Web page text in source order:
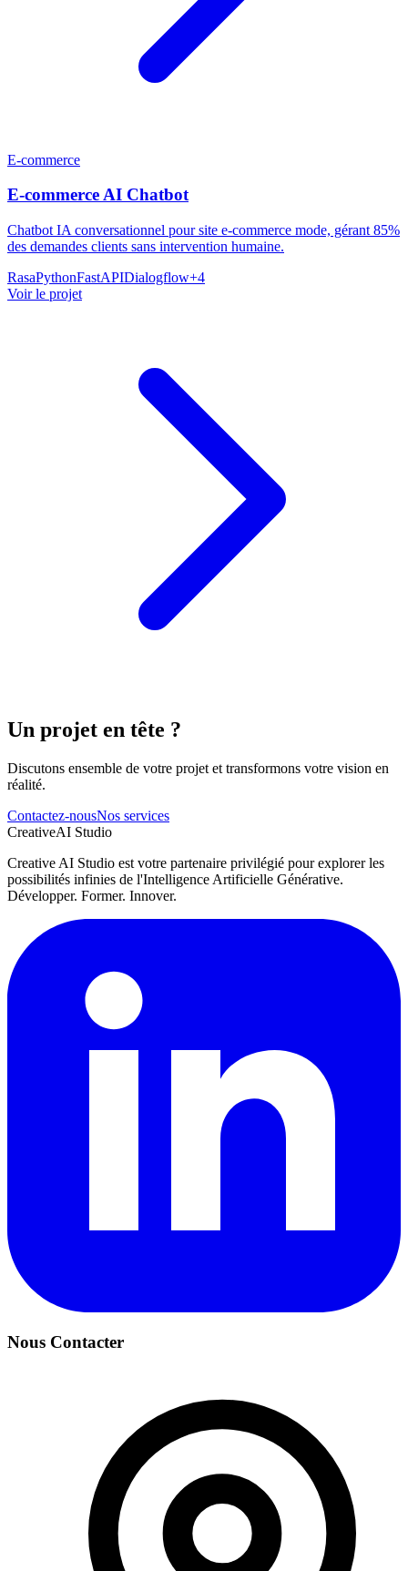
E-commerce
E-commerce AI Chatbot
Chatbot IA conversationnel pour site e-commerce mode, gérant 85%
des demandes clients sans intervention humaine.
RasaPythonFastAPIDialogflow+4
Voir le projet
Un projet en tête ?
Discutons ensemble de votre projet et transformons votre vision en
réalité.
Contactez-nousNos services
CreativeAI Studio
Creative AI Studio est votre partenaire privilégié pour explorer les
possibilités infinies de l'Intelligence Artificielle Générative.
Développer. Former. Innover.
Nous Contacter